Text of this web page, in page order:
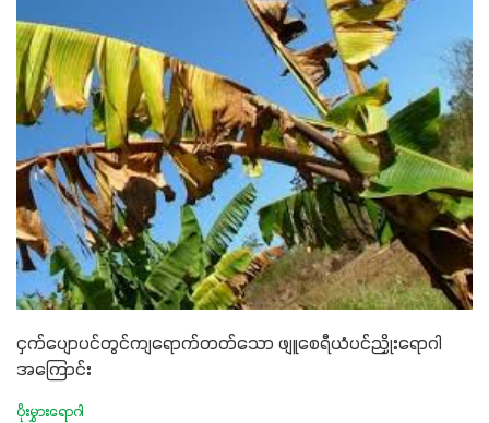
ငှက်ပျောပင်တွင်ကျရောက်တတ်သော ဖျူစေရီယံပင်ညှိုးရောဂါ
အကြောင်း
ပိုးမွှားရောဂါ